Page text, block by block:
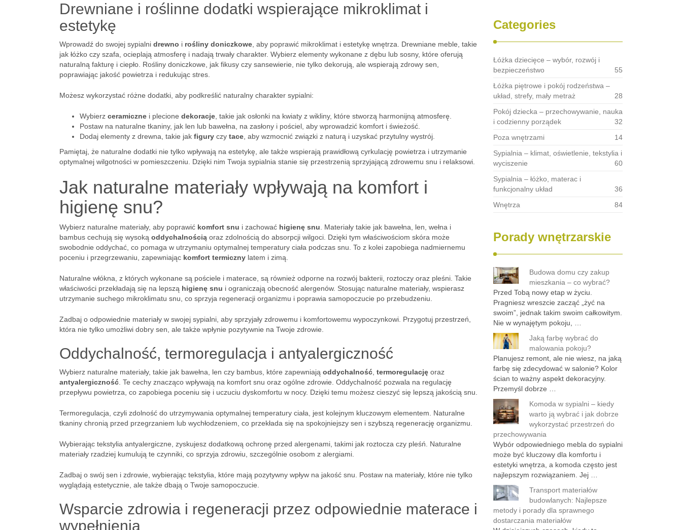
Drewniane i roślinne dodatki wspierające mikroklimat i
estetykę
Wprowadź do swojej sypialni drewno i rośliny doniczkowe , aby poprawić mikroklimat i estetykę wnętrza. Drewniane meble, takie
jak łóżko czy szafa, ocieplają atmosferę i nadają trwały charakter. Wybierz elementy wykonane z dębu lub sosny, które oferują
naturalną fakturę i ciepło. Rośliny doniczkowe, jak fikusy czy sansewierie, nie tylko dekorują, ale wspierają zdrowy sen,
poprawiając jakość powietrza i redukując stres.
Możesz wykorzystać różne dodatki, aby podkreślić naturalny charakter sypialni:
Wybierz ceramiczne i plecione dekoracje , takie jak osłonki na kwiaty z wikliny, które stworzą harmonijną atmosferę.
Postaw na naturalne tkaniny, jak len lub bawełna, na zasłony i pościel, aby wprowadzić komfort i świeżość.
Dodaj elementy z drewna, takie jak figury czy tace , aby wzmocnić związki z naturą i uzyskać przytulny wystrój.
Pamiętaj, że naturalne dodatki nie tylko wpływają na estetykę, ale także wspierają prawidłową cyrkulację powietrza i utrzymanie
optymalnej wilgotności w pomieszczeniu. Dzięki nim Twoja sypialnia stanie się przestrzenią sprzyjającą zdrowemu snu i relaksowi.
Jak naturalne materiały wpływają na komfort i
higienę snu?
Wybierz naturalne materiały, aby poprawić komfort snu i zachować higienę snu . Materiały takie jak bawełna, len, wełna i
bambus cechują się wysoką oddychalnością oraz zdolnością do absorpcji wilgoci. Dzięki tym właściwościom skóra może
swobodnie oddychać, co pomaga w utrzymaniu optymalnej temperatury ciała podczas snu. To z kolei zapobiega nadmiernemu
poceniu i przegrzewaniu, zapewniając komfort termiczny latem i zimą.
Naturalne włókna, z których wykonane są pościele i materace, są również odporne na rozwój bakterii, roztoczy oraz pleśni. Takie
właściwości przekładają się na lepszą higienę snu i ograniczają obecność alergenów. Stosując naturalne materiały, wspierasz
utrzymanie suchego mikroklimatu snu, co sprzyja regeneracji organizmu i poprawia samopoczucie po przebudzeniu.
Zadbaj o odpowiednie materiały w swojej sypialni, aby sprzyjały zdrowemu i komfortowemu wypoczynkowi. Przygotuj przestrzeń,
która nie tylko umożliwi dobry sen, ale także wpłynie pozytywnie na Twoje zdrowie.
Oddychalność, termoregulacja i antyalergiczność
Wybierz naturalne materiały, takie jak bawełna, len czy bambus, które zapewniają oddychalność termoregulację oraz
antyalergiczność . Te cechy znacząco wpływają na komfort snu oraz ogólne zdrowie. Oddychalność pozwala na regulację
przepływu powietrza, co zapobiega poceniu się i uczuciu dyskomfortu w nocy. Dzięki temu możesz cieszyć się lepszą jakością snu.
Termoregulacja, czyli zdolność do utrzymywania optymalnej temperatury ciała, jest kolejnym kluczowym elementem. Naturalne
tkaniny chronią przed przegrzaniem lub wychłodzeniem, co przekłada się na spokojniejszy sen i szybszą regenerację organizmu.
Wybierając tekstylia antyalergiczne, zyskujesz dodatkową ochronę przed alergenami, takimi jak roztocza czy pleśń. Naturalne
materiały rzadziej kumulują te czynniki, co sprzyja zdrowiu, szczególnie osobom z alergiami.
Zadbaj o swój sen i zdrowie, wybierając tekstylia, które mają pozytywny wpływ na jakość snu. Postaw na materiały, które nie tylko
wyglądają estetycznie, ale także dbają o Twoje samopoczucie.
Wsparcie zdrowia i regeneracji przez odpowiednie materace i
wypełnienia
Categories
Łóżka dziecięce – wybór, rozwój i
bezpieczeństwo
55
Łóżka piętrowe i pokój rodzeństwa –
układ, strefy, mały metraż
28
Pokój dziecka – przechowywanie, nauka
i codzienny porządek
32
Poza wnętrzami
14
Sypialnia – klimat, oświetlenie, tekstylia i
wyciszenie
60
Sypialnia – łóżko, materac i
funkcjonalny układ
36
Wnętrza
84
Porady wnętrzarskie
Budowa domu czy zakup
mieszkania – co wybrać?
Przed Tobą nowy etap w życiu.
Pragniesz wreszcie zacząć „żyć na
swoim”, jednak takim swoim całkowitym.
Nie w wynajętym pokoju, …
Jaką farbę wybrać do
malowania pokoju?
Planujesz remont, ale nie wiesz, na jaką
farbę się zdecydować w salonie? Kolor
ścian to ważny aspekt dekoracyjny.
Przemyśl dobrze …
Komoda w sypialni – kiedy
warto ją wybrać i jak dobrze
wykorzystać przestrzeń do
przechowywania
Wybór odpowiedniego mebla do sypialni
może być kluczowy dla komfortu i
estetyki wnętrza, a komoda często jest
najlepszym rozwiązaniem. Jej …
Transport materiałów
budowlanych: Najlepsze
metody i porady dla sprawnego
dostarczania materiałów